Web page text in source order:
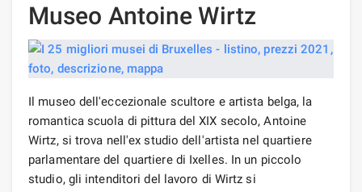
Museo Antoine Wirtz
Il museo dell'eccezionale scultore e artista belga, la
romantica scuola di pittura del XIX secolo, Antoine
Wirtz, si trova nell'ex studio dell'artista nel quartiere
parlamentare del quartiere di Ixelles. In un piccolo
studio, gli intenditori del lavoro di Wirtz si